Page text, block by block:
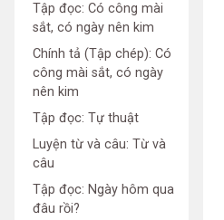
Tập đọc: Có công mài
sắt, có ngày nên kim
Chính tả (Tập chép): Có
công mài sắt, có ngày
nên kim
Tập đọc: Tự thuật
Luyện từ và câu: Từ và
câu
Tập đọc: Ngày hôm qua
đâu rồi?